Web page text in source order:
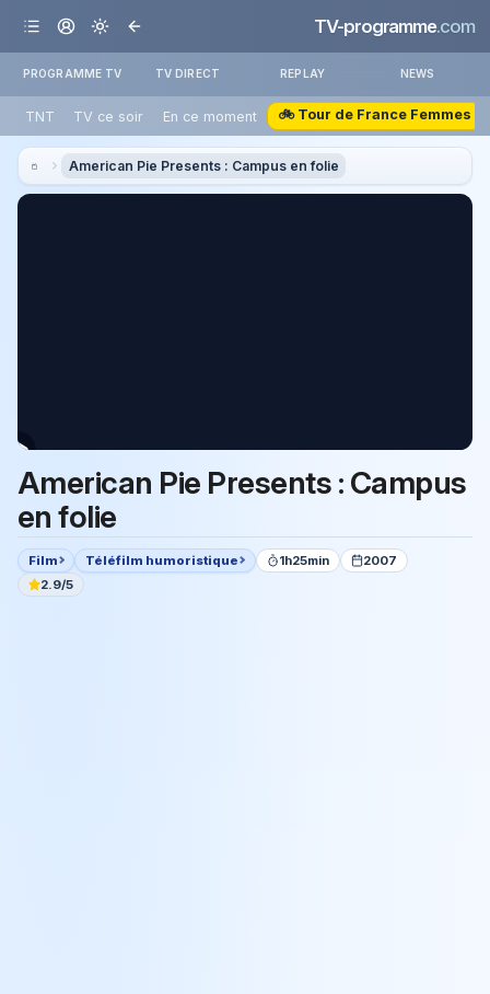
TV-programme.com
PROGRAMME TV TV DIRECT REPLAY NEWS
TNT TV ce soir En ce moment 🚲 Tour de France Femmes
American Pie Presents : Campus en folie
American Pie Presents : Campus
en folie
Film Téléfilm humoristique 1h25min
2007
2.9/5